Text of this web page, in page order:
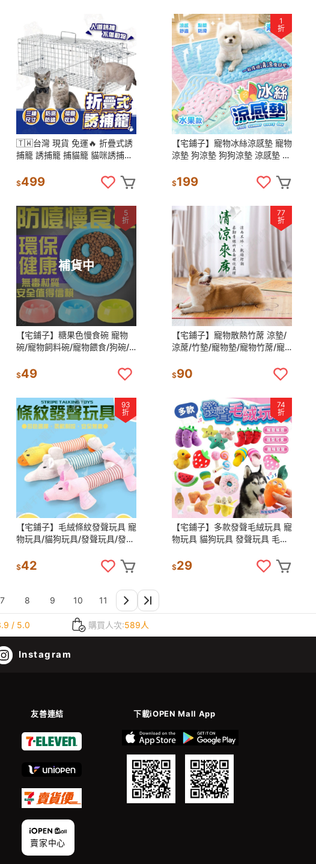
🇹🇼台灣 現貨 免運🔥 折疊式誘
捕籠 誘捕籠 捕貓籠 貓咪誘捕籠
誘捕籠 TNR誘捕
$499
1
折
【宅鋪子】寵物冰絲涼感墊 寵物
涼墊 狗涼墊 狗狗涼墊 涼感墊 貓
物床墊
$199
補貨中
5
折
【宅鋪子】糖果色慢食碗 寵物
碗/寵物飼料碗/寵物餵食/狗碗/
食/飼料碗/飼料盆
$49
77
折
【宅鋪子】寵物散熱竹蓆 涼墊/
涼蓆/竹墊/寵物墊/寵物竹蓆/寵
$90
93
折
【宅鋪子】毛絨條紋發聲玩具 寵
物玩具/貓狗玩具/發聲玩具/發聲
具/狗玩具/狗毛絨
$42
74
折
【宅鋪子】多款發聲毛絨玩具 寵
物玩具 貓狗玩具 發聲玩具 毛絨
寵物用品
$29
7 8 9 10 11
/ 5.0 購買人次:589人
Instagram
友善連結 下載iOPEN Mall App
賣家中心